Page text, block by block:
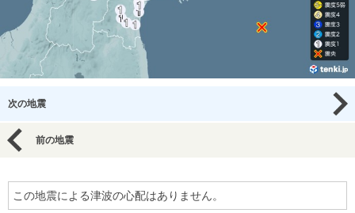
次の地震
前の地震
この地震による津波の心配はありません。